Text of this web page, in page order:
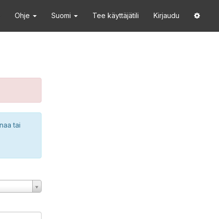
Ohje Suomi Tee käyttäjätili Kirjaudu
tai